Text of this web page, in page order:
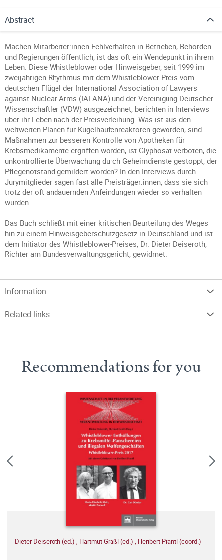
Abstract
Machen Mitarbeiter:innen Fehlverhalten in Betrieben, Behörden
und Regierungen öffentlich, ist das oft ein Wendepunkt in ihrem
Leben. Diese Whistleblower oder Hinweisgeber, seit 1999 im
zweijährigen Rhythmus mit dem Whistleblower-Preis vom
deutschen Flügel der International Association of Lawyers
against Nuclear Arms (IALANA) und der Vereinigung Deutscher
Wissenschaftler (VDW) ausgezeichnet, berichten in Interviews
über ihr Leben nach der Preisverleihung. Was ist aus den
weltweiten Plänen für Kugelhaufenreaktoren geworden, sind
Maßnahmen zur besseren Kontrolle von Apotheken für
Krebsmedikamente ergriffen worden, ist Glyphosat verboten, die
unkontrollierte Überwachung durch Geheimdienste gestoppt, der
Pflegenotstand gemildert worden? In den Interviews durch
Jurymitglieder sagen fast alle Preisträger:innen, dass sie sich
trotz der oft andauernden Anfeindungen wieder so verhalten
würden.
Das Buch schließt mit einer kritischen Beurteilung des Weges
hin zu einem Hinweisgeberschutzgesetz in Deutschland und ist
dem Initiator des Whistleblower-Preises, Dr. Dieter Deiseroth,
Richter am Bundesverwaltungsgericht, gewidmet.
Information
Related links
Recommendations for you
Dieter Deiseroth (ed.) , Hartmut Graßl (ed.) , Heribert Prantl (coord.)